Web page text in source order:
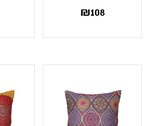
₪108